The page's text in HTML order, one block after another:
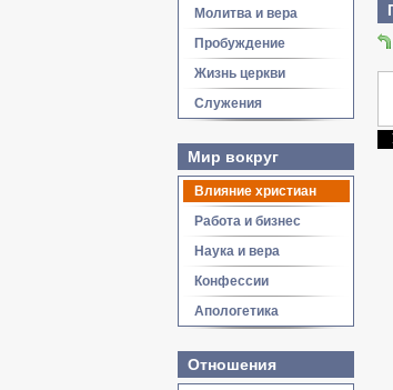
Молитва и вера
Пробуждение
Жизнь церкви
Служения
Мир вокруг
Влияние христиан
Работа и бизнес
Наука и вера
Конфессии
Апологетика
Отношения